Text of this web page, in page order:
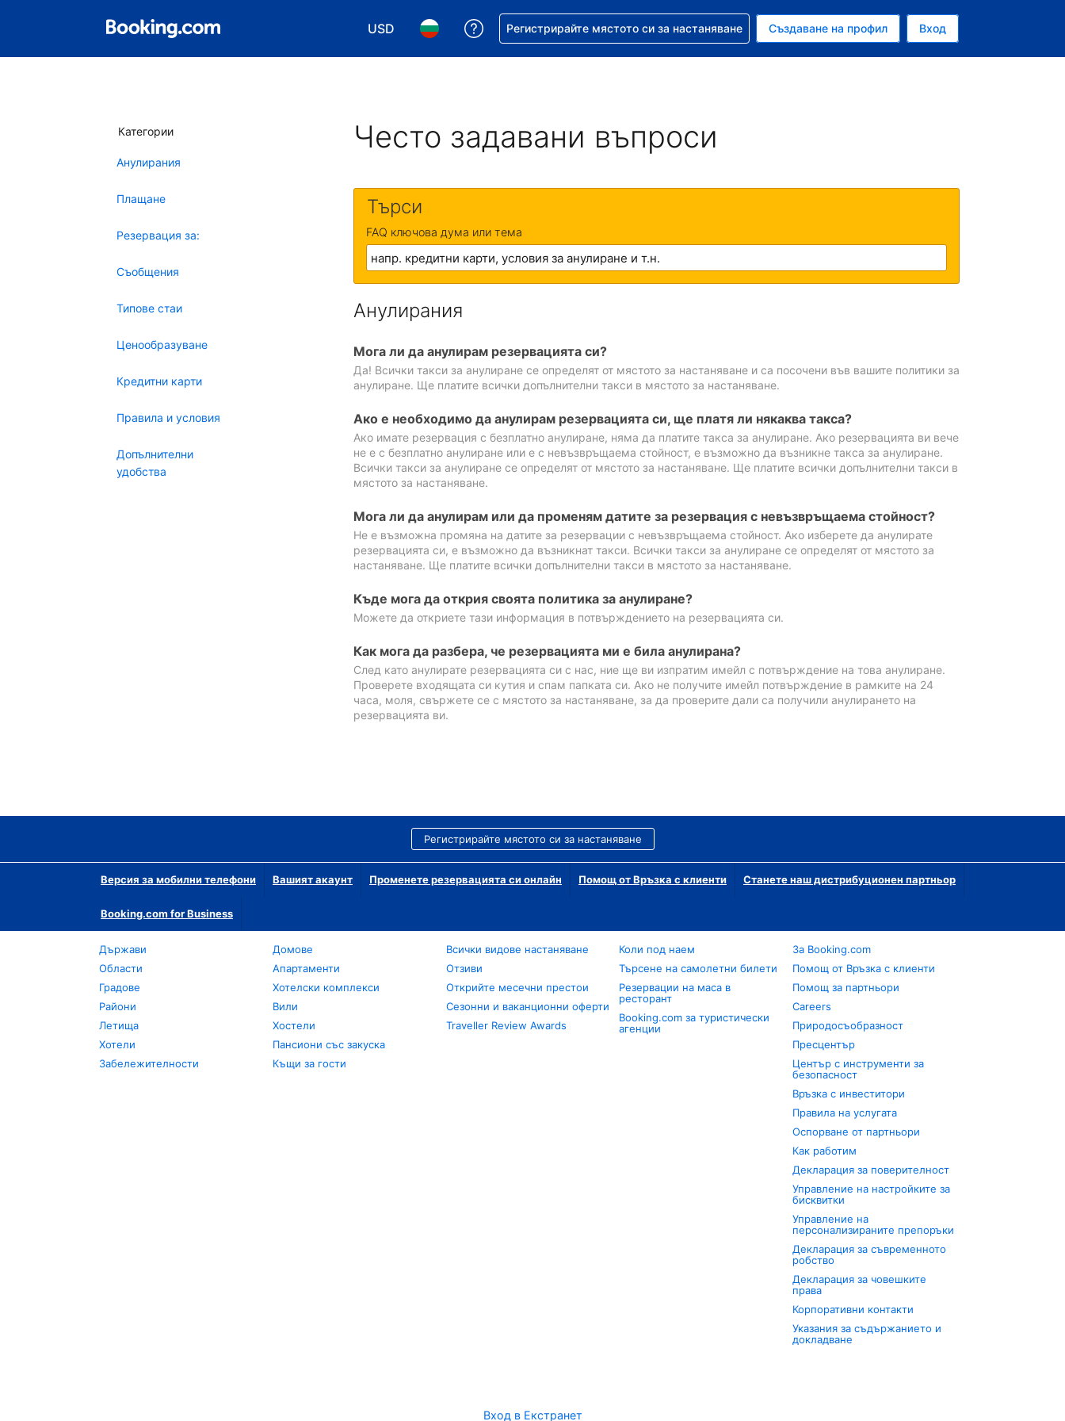
USD
Избор на валута. Избрана валута - Американски долар
Избор на език. Избран език - Български
Помощ с резервацията ви
Регистрирайте мястото си за настаняване Създаване на профил Вход
Категории
Анулирания
Плащане
Резервация за:
Съобщения
Типове стаи
Ценообразуване
Кредитни карти
Правила и условия
Допълнителни
удобства
Често задавани въпроси
Търси
FAQ ключова дума или тема
Анулирания
Мога ли да анулирам резервацията си?
Да! Всички такси за анулиране се определят от мястото за настаняване и са посочени във вашите политики за
анулиране. Ще платите всички допълнителни такси в мястото за настаняване.
Ако е необходимо да анулирам резервацията си, ще платя ли някаква такса?
Ако имате резервация с безплатно анулиране, няма да платите такса за анулиране. Ако резервацията ви вече
не е с безплатно анулиране или е с невъзвръщаема стойност, е възможно да възникне такса за анулиране.
Всички такси за анулиране се определят от мястото за настаняване. Ще платите всички допълнителни такси в
мястото за настаняване.
Мога ли да анулирам или да променям датите за резервация с невъзвръщаема стойност?
Не е възможна промяна на датите за резервации с невъзвръщаема стойност. Ако изберете да анулирате
резервацията си, е възможно да възникнат такси. Всички такси за анулиране се определят от мястото за
настаняване. Ще платите всички допълнителни такси в мястото за настаняване.
Къде мога да открия своята политика за анулиране?
Можете да откриете тази информация в потвърждението на резервацията си.
Как мога да разбера, че резервацията ми е била анулирана?
След като анулирате резервацията си с нас, ние ще ви изпратим имейл с потвърждение на това анулиране.
Проверете входящата си кутия и спам папката си. Ако не получите имейл потвърждение в рамките на 24
часа, моля, свържете се с мястото за настаняване, за да проверите дали са получили анулирането на
резервацията ви.
Регистрирайте мястото си за настаняване
Версия за мобилни телефони Вашият акаунт Променете резервацията си онлайн Помощ от Връзка с клиенти Станете наш дистрибуционен партньор
Booking.com for Business
Държави
Области
Градове
Райони
Летища
Хотели
Забележителности
Домове
Апартаменти
Хотелски комплекси
Вили
Хостели
Пансиони със закуска
Къщи за гости
Всички видове настаняване
Отзиви
Открийте месечни престои
Сезонни и ваканционни оферти
Traveller Review Awards
Коли под наем
Търсене на самолетни билети
Резервации на маса в
ресторант
Booking.com за туристически
агенции
За Booking.com
Помощ от Връзка с клиенти
Помощ за партньори
Careers
Природосъобразност
Пресцентър
Център с инструменти за
безопасност
Връзка с инвеститори
Правила на услугата
Оспорване от партньори
Как работим
Декларация за поверителност
Управление на настройките за
бисквитки
Управление на
персонализираните препоръки
Декларация за съвременното
робство
Декларация за човешките
права
Корпоративни контакти
Указания за съдържанието и
докладване
Вход в Екстранет